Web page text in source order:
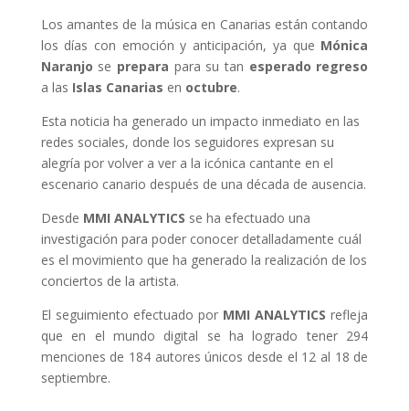
Los amantes de la música en Canarias están contando
los días con emoción y anticipación, ya que Mónica
Naranjo se prepara para su tan esperado regreso
a las Islas Canarias en octubre.
Esta noticia ha generado un impacto inmediato en las
redes sociales, donde los seguidores expresan su
alegría por volver a ver a la icónica cantante en el
escenario canario después de una década de ausencia.
Desde MMI ANALYTICS se ha efectuado una
investigación para poder conocer detalladamente cuál
es el movimiento que ha generado la realización de los
conciertos de la artista.
El seguimiento efectuado por MMI ANALYTICS refleja
que en el mundo digital se ha logrado tener 294
menciones de 184 autores únicos desde el 12 al 18 de
septiembre.